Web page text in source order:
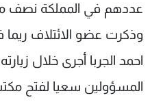
عددهم في المملكة نصف
وذكرت عضو الائتلاف ريما
احمد الجربا أجرى خلال
المسؤولين سعيا لفتح